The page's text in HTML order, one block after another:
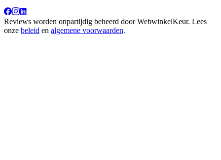
Reviews worden onpartijdig beheerd doorWebwinkelKeur. Lees
onze beleid en algemene voorwaarden.